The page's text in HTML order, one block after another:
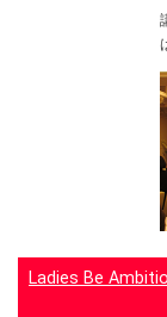
Ladies Be